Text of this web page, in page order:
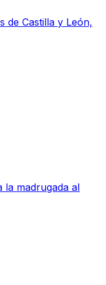
de Castilla y León,
la madrugada al